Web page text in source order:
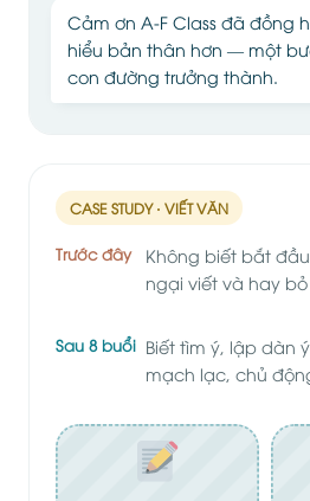
Cảm ơn A-F Class đã đồng
hiểu bản thân hơn — một
con đường trưởng thành.
CASE STUDY · VIẾT VĂN
Trước đây
Không biết bắt
ngại viết và hay
Sau 8 buổi Biết tìm ý, lập dàn
mạch lạc, chủ